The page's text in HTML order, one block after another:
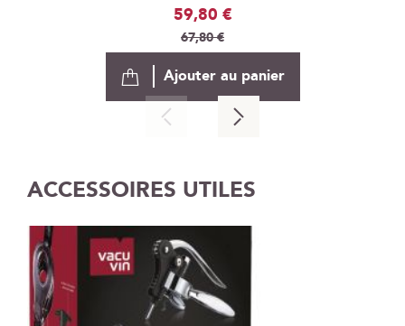
Prix
Spécial
59,80 €
67,80 €
Ajouter au panier
ACCESSOIRES UTILES